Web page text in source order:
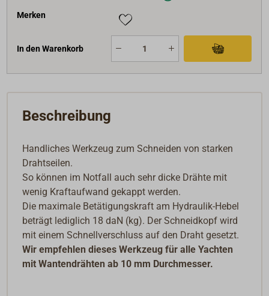
Merken
In den Warenkorb
Beschreibung
Handliches Werkzeug zum Schneiden von starken
Drahtseilen.
So können im Notfall auch sehr dicke Drähte mit
wenig Kraftaufwand gekappt werden.
Die maximale Betätigungskraft am Hydraulik-Hebel
beträgt lediglich 18 daN (kg). Der Schneidkopf wird
mit einem Schnellverschluss auf den Draht gesetzt.
Wir empfehlen dieses Werkzeug für alle Yachten
mit Wantendrähten ab 10 mm Durchmesser.